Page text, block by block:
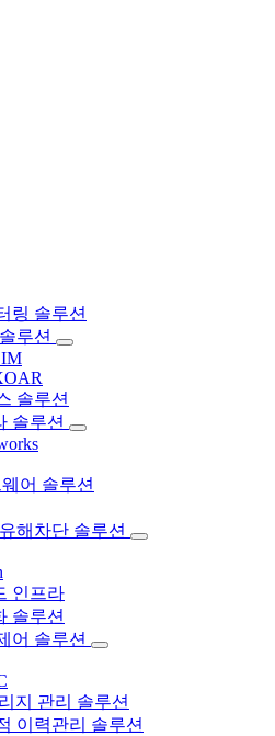
링 솔루션
루션
솔루션
솔루션
어 솔루션
해차단 솔루션
인프라
솔루션
어 솔루션
지 관리 솔루션
이력관리 솔루션